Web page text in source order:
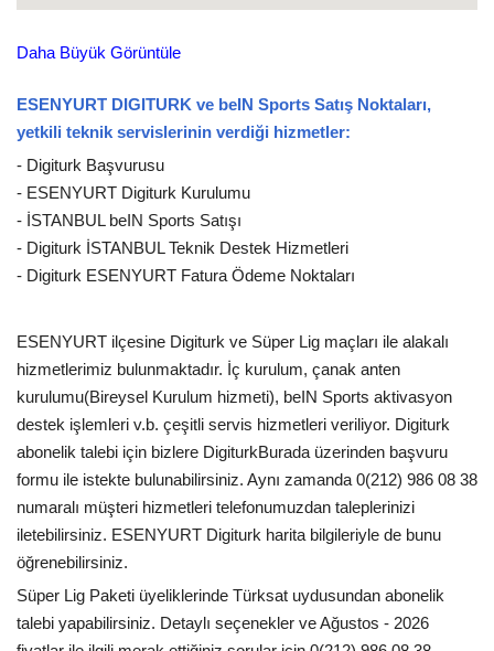
Daha Büyük Görüntüle
ESENYURT DIGITURK ve beIN Sports Satış Noktaları,
yetkili teknik servislerinin verdiği hizmetler:
- Digiturk Başvurusu
- ESENYURT Digiturk Kurulumu
- İSTANBUL beIN Sports Satışı
- Digiturk İSTANBUL Teknik Destek Hizmetleri
- Digiturk ESENYURT Fatura Ödeme Noktaları
ESENYURT ilçesine Digiturk ve Süper Lig maçları ile alakalı
hizmetlerimiz bulunmaktadır. İç kurulum, çanak anten
kurulumu(Bireysel Kurulum hizmeti), beIN Sports aktivasyon
destek işlemleri v.b. çeşitli servis hizmetleri veriliyor. Digiturk
abonelik talebi için bizlere DigiturkBurada üzerinden başvuru
formu ile istekte bulunabilirsiniz. Aynı zamanda 0(212) 986 08 38
numaralı müşteri hizmetleri telefonumuzdan taleplerinizi
iletebilirsiniz. ESENYURT Digiturk harita bilgileriyle de bunu
öğrenebilirsiniz.
Süper Lig Paketi üyeliklerinde Türksat uydusundan abonelik
talebi yapabilirsiniz. Detaylı seçenekler ve Ağustos - 2026